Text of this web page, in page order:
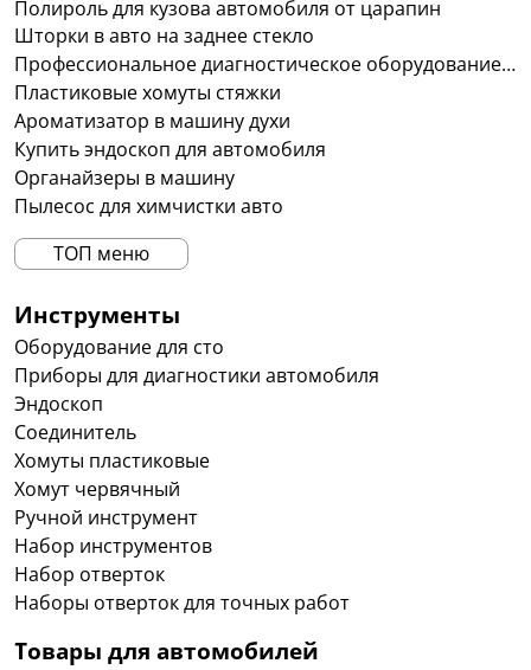
Полироль для кузова автомобиля от царапин
Шторки в авто на заднее стекло
Профессиональное диагностическое оборудование для автомобилей
Пластиковые хомуты стяжки
Ароматизатор в машину духи
Купить эндоскоп для автомобиля
Органайзеры в машину
Пылесос для химчистки авто
ТОП меню
Инструменты
Оборудование для сто
Приборы для диагностики автомобиля
Эндоскоп
Соединитель
Хомуты пластиковые
Хомут червячный
Ручной инструмент
Набор инструментов
Набор отверток
Наборы отверток для точных работ
Товары для автомобилей